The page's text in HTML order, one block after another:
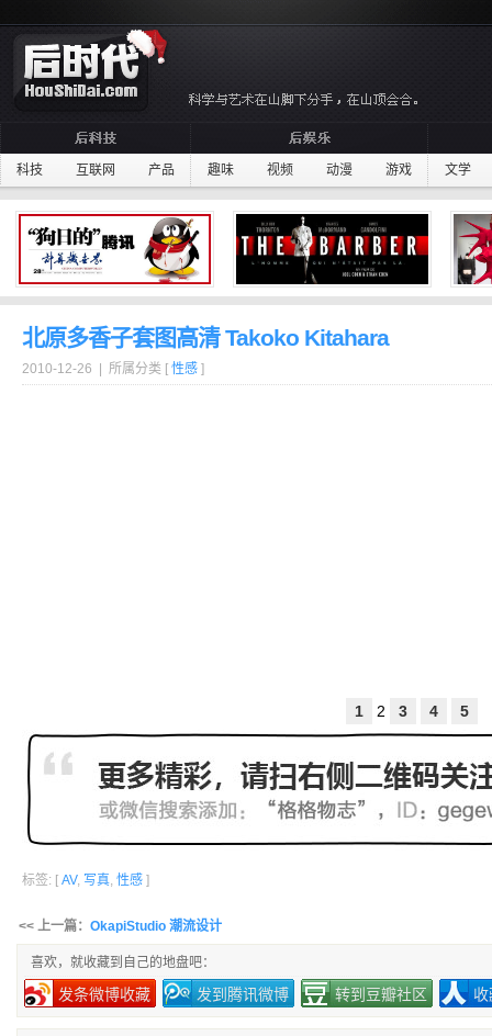
科技 互联网 产品 趣味 视频 动漫 游戏 文学
北原多香子套图高清 Takoko Kitahara
2010-12-26 | 所属分类 [ 性感 ]
1 2 3 4 5
标签: [ AV, 写真, 性感 ]
<< 上一篇： OkapiStudio 潮流设计
喜欢，就收藏到自己的地盘吧：
发条微博收藏 发到腾讯微博 转到豆瓣社区